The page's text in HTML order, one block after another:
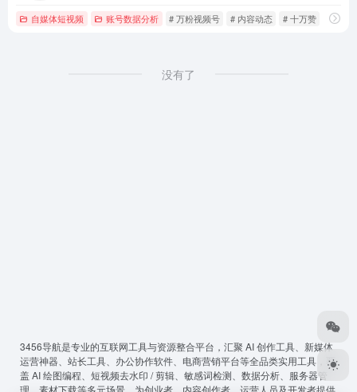
自媒体短视频 账号数据分析 # 万粉视频号 # 内容动态 # 十万赞
没有了
3456导航是专业的互联网工具与资源整合平台，汇聚 AI 创作工具、新媒体
运营神器、站长工具、办公协作软件、电商营销平台等全品类实用工具，覆
盖 AI 绘图编程、短视频去水印 / 剪辑、敏感词检测、数据分析、服务器管
理、素材下载等多元场景，为创业者、内容创作者、运营人员及开发者提供